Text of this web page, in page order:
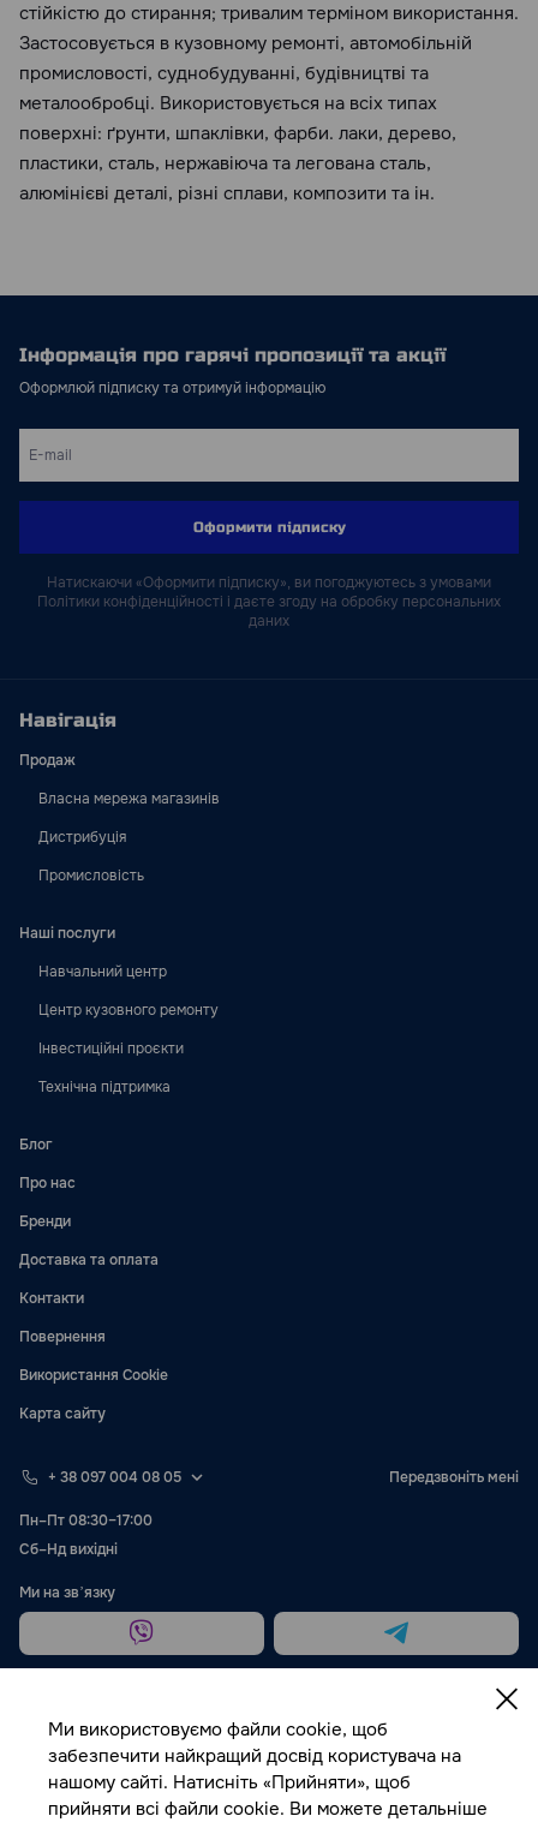
стійкістю до стирання; тривалим терміном використання.
Застосовується в кузовному ремонті, автомобільній
промисловості, суднобудуванні, будівництві та
металообробці. Використовується на всіх типах
поверхні: ґрунти, шпаклівки, фарби. лаки, дерево,
пластики, сталь, нержавіюча та легована сталь,
алюмінієві деталі, різні сплави, композити та ін.
Інформація про гарячі пропозиції та акції
Оформлюй підписку та отримуй інформацію
Оформити підписку
Натискаючи «Оформити підписку», ви погоджуютесь з умовами
Політики конфіденційності і даєте згоду на обробку персональних
даних
Навігація
Продаж
Власна мережа магазинів
Дистрибуція
Промисловість
Наші послуги
Навчальний центр
Центр кузовного ремонту
Інвестиційні проєкти
Технічна підтримка
Блог
Про нас
Бренди
Доставка та оплата
Контакти
Повернення
Використання Cookie
Карта сайту
+ 38 097 004 08 05 Передзвоніть мені
Пн–Пт 08:30–17:00
Сб–Нд вихідні
Ми на звʼязку
Публічна оферта
Ми використовуємо файли cookie, щоб
забезпечити найкращий досвід користувача на
нашому сайті. Натисніть «Прийняти», щоб
прийняти всі файли cookie. Ви можете детальніше